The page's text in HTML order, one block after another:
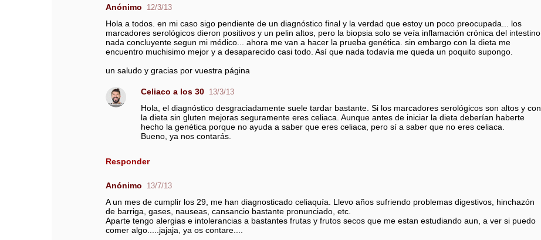
Anónimo 12/3/13
Hola a todos. en mi caso sigo pendiente de un diagnóstico final y la verdad que estoy un poco preocupada... los
marcadores serológicos dieron positivos y un pelin altos, pero la biopsia solo se veía inflamación crónica del intestino,
nada concluyente segun mi médico... ahora me van a hacer la prueba genética. sin embargo con la dieta me
encuentro muchisimo mejor y a desaparecido casi todo. Así que nada todavía me queda un poquito supongo.
un saludo y gracias por vuestra página
Responder
Celiaco a los 30 13/3/13
Hola, el diagnóstico desgraciadamente suele tardar bastante. Si los marcadores serológicos son altos y con
la dieta sin gluten mejoras seguramente eres celiaca. Aunque antes de iniciar la dieta deberían haberte
hecho la genética porque no ayuda a saber que eres celiaca, pero sí a saber que no eres celiaca.
Bueno, ya nos contarás.
Anónimo 13/7/13
A un mes de cumplir los 29, me han diagnosticado celiaquía. Llevo años sufriendo problemas digestivos, hinchazón
de barriga, gases, nauseas, cansancio bastante pronunciado, etc.
Aparte tengo alergias e intolerancias a bastantes frutas y frutos secos que me estan estudiando aun, a ver si puedo
comer algo.....jajaja, ya os contare....